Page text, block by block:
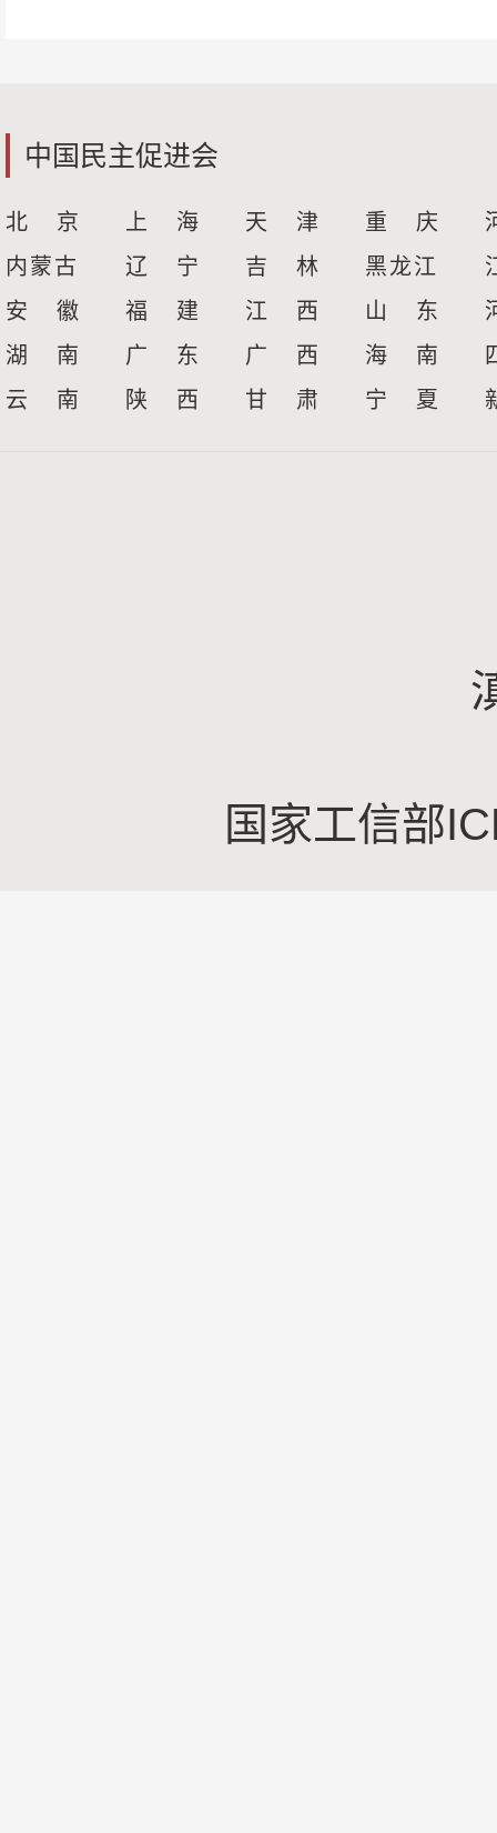
中国民主促进会
北 京 上 海 天 津 重 庆
内蒙古
辽 宁 吉 林 黑龙江
安 徽
福 建 江 西 山 东
湖 南
广 东 广 西 海 南
云 南
陕 西 甘 肃 宁 夏
国家工信部